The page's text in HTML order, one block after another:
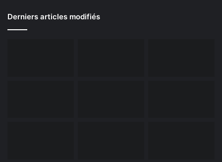
Derniers articles modifiés